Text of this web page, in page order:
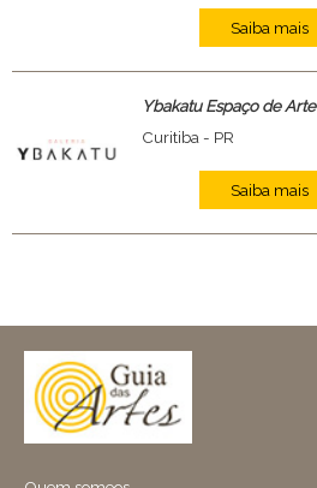
Saiba mais
Ybakatu Espaço de Arte
Curitiba - PR
Saiba mais